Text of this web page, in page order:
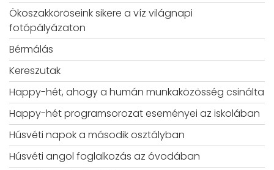
Ökoszakköröseink sikere a víz világnapi
fotópályázaton
Bérmálás
Kereszutak
Happy-hét, ahogy a humán munkaközösség csinálta
Happy-hét programsorozat eseményei az iskolában
Húsvéti napok a második osztályban
Húsvéti angol foglalkozás az óvodában